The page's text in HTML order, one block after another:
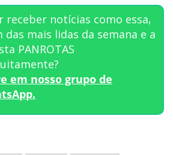
receber notícias como essa,
das mais lidas da semana e a
PANROTAS
em nosso grupo de